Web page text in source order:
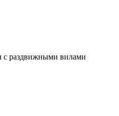
раздвижными вилами